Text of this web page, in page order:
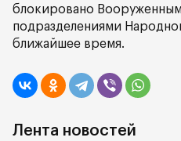
блокировано
подразделениями
ближайшее время.
Лента новостей